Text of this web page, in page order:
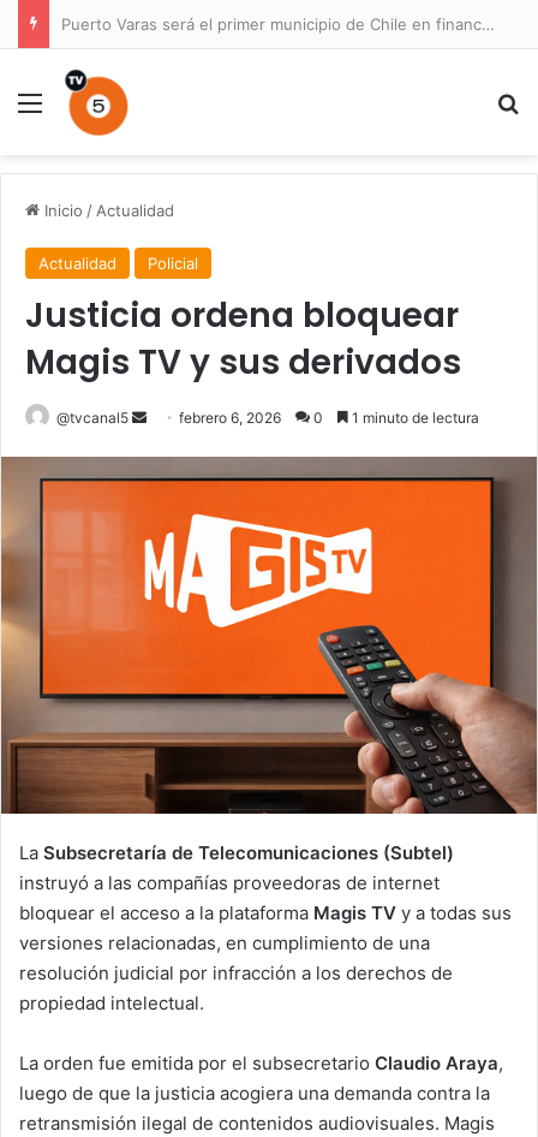
Puerto Varas será el primer municipio de Chile en financiar un Plan Maestro para un parque nacional
Menú
Inicio / Actualidad
Actualidad Policial
Justicia ordena bloquear
Magis TV y sus derivados
@tvcanal5
Send
email
febrero 6, 2026 0 1 minuto de lectura
La Subsecretaría de Telecomunicaciones (Subtel)
instruyó a las compañías proveedoras de internet
bloquear el acceso a la plataforma Magis TV y a todas sus
versiones relacionadas, en cumplimiento de una
resolución judicial por infracción a los derechos de
propiedad intelectual.
La orden fue emitida por el subsecretario Claudio Araya,
luego de que la justicia acogiera una demanda contra la
retransmisión ilegal de contenidos audiovisuales. Magis